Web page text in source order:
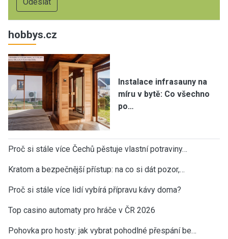
hobbys.cz
Instalace infrasauny na
míru v bytě: Co všechno
po…
Proč si stále více Čechů pěstuje vlastní potraviny…
Kratom a bezpečnější přístup: na co si dát pozor,…
Proč si stále více lidí vybírá přípravu kávy doma?
Top casino automaty pro hráče v ČR 2026
Pohovka pro hosty: jak vybrat pohodlné přespání be…